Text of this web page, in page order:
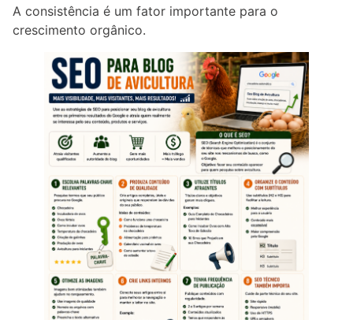
A consistência é um fator importante para o
crescimento orgânico.